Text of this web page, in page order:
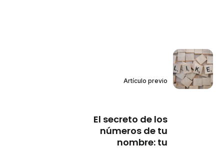
Artículo previo
El secreto de los
números de tu
nombre: tu